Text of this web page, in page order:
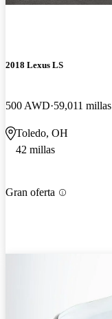
2018 Lexus LS
500 AWD 59,011 millas
Toledo, OH
42 millas
Gran oferta